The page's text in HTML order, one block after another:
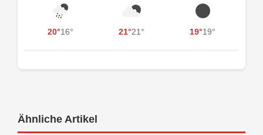
20°16° 21°21° 19°19°
Ähnliche Artikel